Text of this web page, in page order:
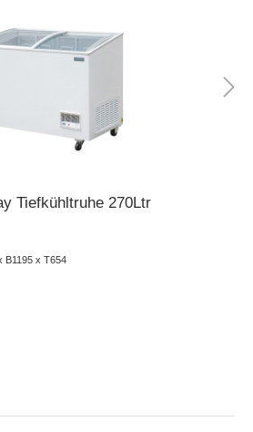
Tiefkühltruhe 270Ltr
B1195 x T654